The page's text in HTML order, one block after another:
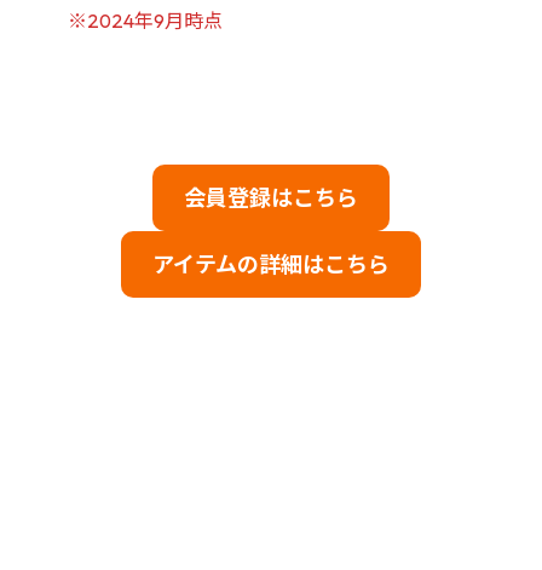
※2024年9月時点
会員登録はこちら
アイテムの詳細はこちら